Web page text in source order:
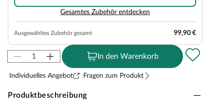
Gesamtes Zubehör entdecken
Ausgewähltes Zubehör gesamt 99,90 €
In den Warenkorb
Individuelles Angebot Fragen zum Produkt
Produktbeschreibung